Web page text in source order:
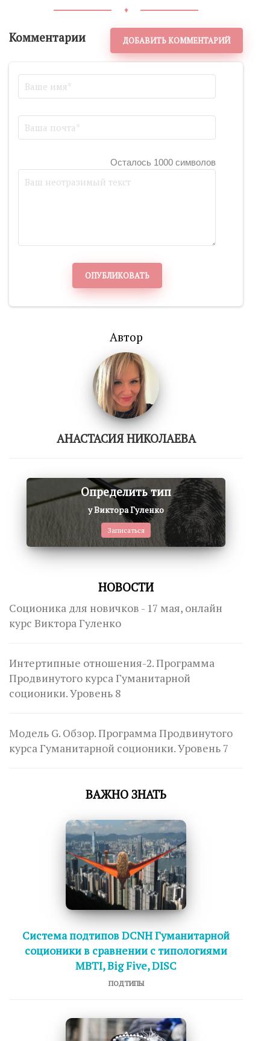
♦
Комментарии ДОБАВИТЬ КОММЕНТАРИЙ
Осталось 1000 символов
ОПУБЛИКОВАТЬ
Автор
АНАСТАСИЯ НИКОЛАЕВА
Определить тип
у Виктора Гуленко
Записаться
НОВОСТИ
Соционика для новичков - 17 мая, онлайн
курс Виктора Гуленко
Интертипные отношения-2. Программа
Продвинутого курса Гуманитарной
соционики. Уровень 8
Модель G. Обзор. Программа Продвинутого
курса Гуманитарной соционики. Уровень 7
ВАЖНО ЗНАТЬ
Система подтипов DCNH Гуманитарной
соционики в сравнении с типологиями
MBTI, Big Five, DISC
ПОДТИПЫ